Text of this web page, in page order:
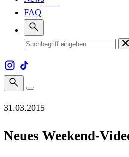
FAQ
31.03.2015
Neues Weekend-